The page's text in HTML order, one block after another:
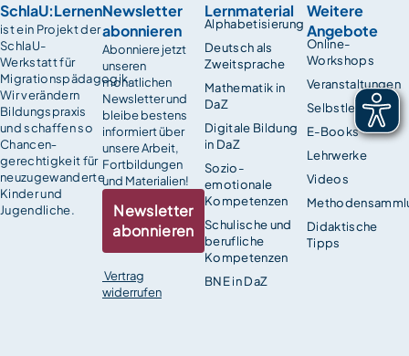
SchlaU:Lernen
ist ein Projekt der
SchlaU-
Werkstatt für
Migrationspädagogik.
Wir verändern
Bildungspraxis
und schaffen so
Chancen­
gerechtigkeit für
neuzugewanderte
Kinder und
Jugendliche.
Lernmaterial
Alphabetisierung
Deutsch als
Zweitsprache
Mathematik in
DaZ
Digitale Bildung
in DaZ
Sozio-
emotionale
Kompetenzen
Schulische und
berufliche
Kompetenzen
BNE in DaZ
Weitere
Angebote
Online-
Workshops
Veranstaltungen
Selbstlernkurse
E-Books
Lehrwerke
Videos
Didaktische
Tipps
Newsletter
abonnieren
Abonniere jetzt
unseren
monatlichen
Newsletter und
bleibe bestens
informiert über
unsere Arbeit,
Fortbildungen
und Materialien!
Newsletter
abonnieren
Vertrag
widerrufen